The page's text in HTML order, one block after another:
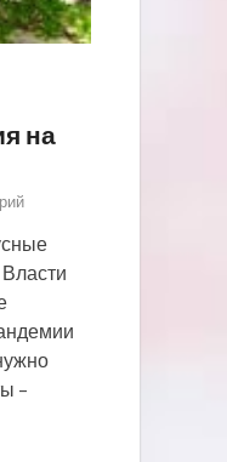
на
–